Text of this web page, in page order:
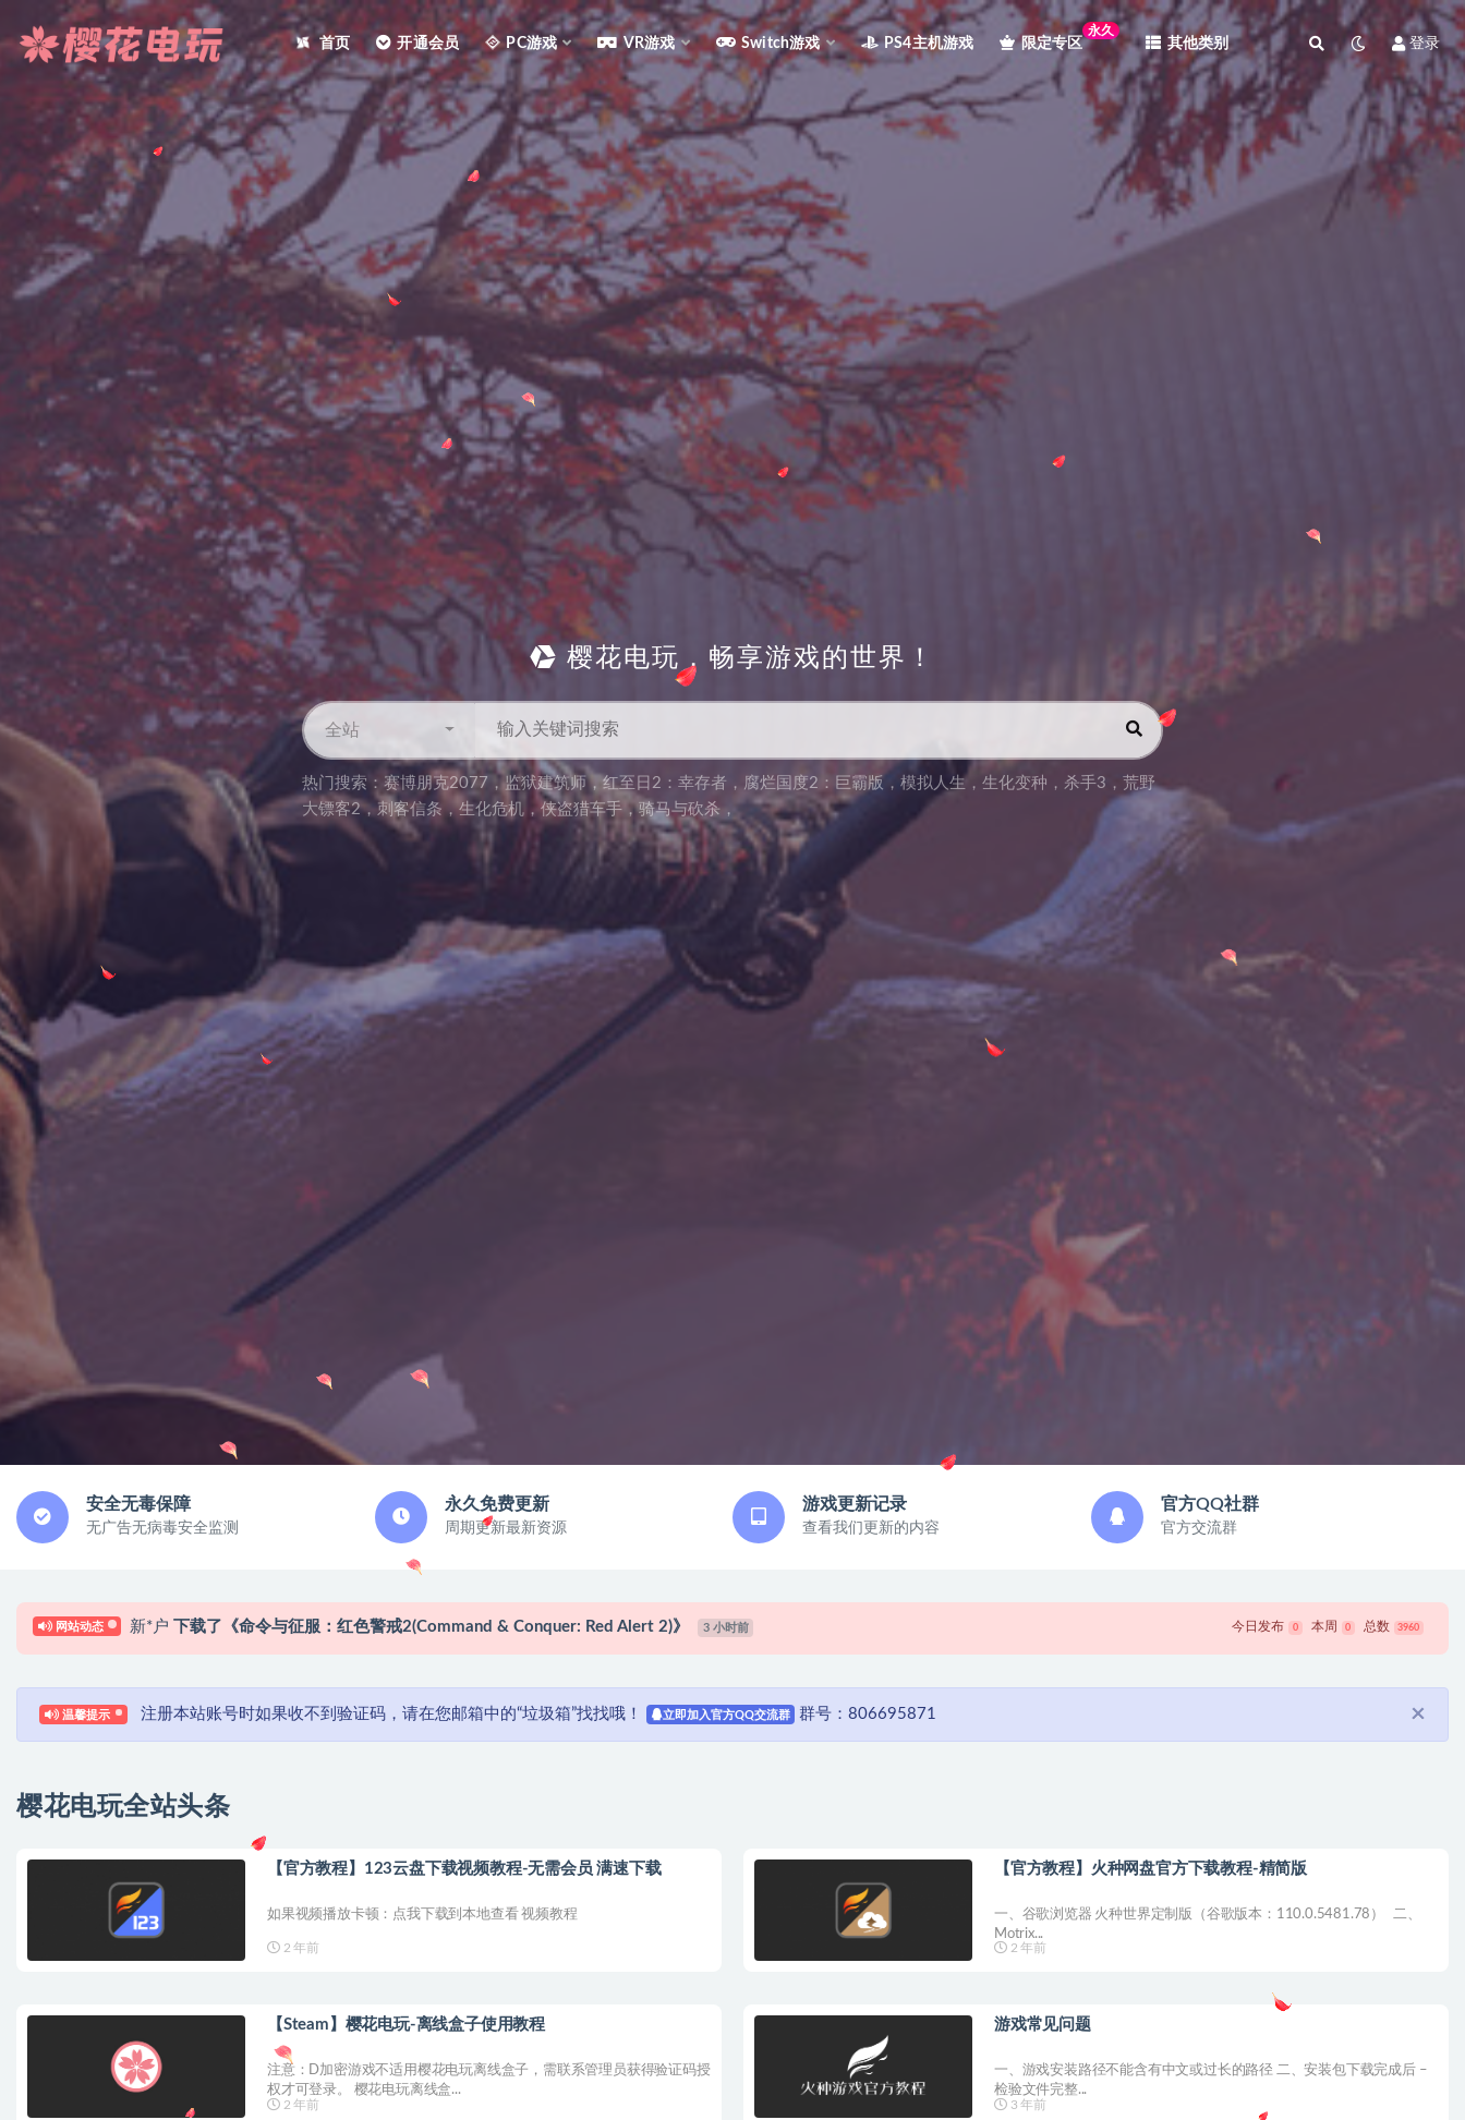
首页 开通会员 PC游戏 VR游戏 Switch游戏 PS4主机游戏 限定专区
永久
其他类别 登录
樱花电玩，畅享游戏的世界！
全站
热门搜索： 赛博朋克2077 ，监狱建筑师， 红至日2：幸存者 ， 腐烂国度2：巨霸版 ， 模拟人生 ， 生化变种 ， 杀手3 ， 荒野
大镖客2，刺客信条 ，生化危机 ， 侠盗猎车手 ，骑马与砍杀 ，
安全无毒保障
无广告无病毒安全监测
永久免费更新
周期更新最新资源
游戏更新记录
查看我们更新的内容
官方QQ社群
官方交流群
网站动态 c*a 成功登录了本站 3 小时前
新*户 成功加入了本站新用户 15 小时前
新*户 下载了《红色警戒2：心灵终结(MentalOmega)》
新*户 下载了《城市：天际线2(Cities: Skylines II)》
成功登录了本站
下载了《命令与征服：红色警戒2(Command & Conquer: Red Alert 2)》
今日发布 0 本周 0 总数 3960
温馨提示 注册本站账号时如果收不到验证码，请在您邮箱中的“垃圾箱”找找哦！ 立即加入官方QQ交流群 群号：806695871 ×
樱花电玩全站头条
【官方教程】123云盘下载视频教程-无需会员 满速下载
如果视频播放卡顿：点我下载到本地查看 视频教程
2 年前
【官方教程】火种网盘官方下载教程-精简版
一、谷歌浏览器 火种世界定制版（谷歌版本：110.0.5481.78） 二、
Motrix...
2 年前
【Steam】樱花电玩-离线盒子使用教程
注意：D加密游戏不适用樱花电玩离线盒子，需联系管理员获得验证码授
权才可登录。 樱花电玩离线盒...
2 年前
游戏常见问题
一、游戏安装路径不能含有中文或过长的路径 二、安装包下载完成后 –
检验文件完整...
3 年前
全部